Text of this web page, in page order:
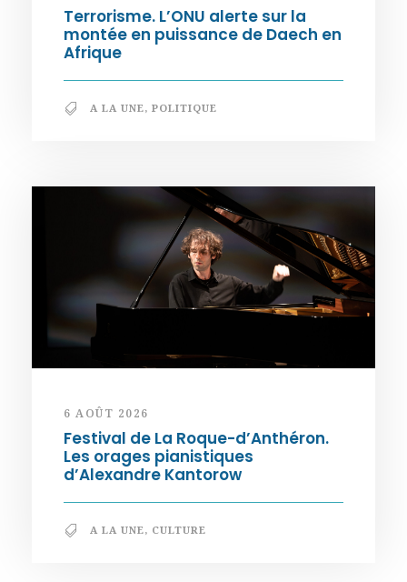
Terrorisme. L’ONU alerte sur la
montée en puissance de Daech en
Afrique
A LA UNE, POLITIQUE
6 AOÛT 2026
Festival de La Roque-d’Anthéron.
Les orages pianistiques
d’Alexandre Kantorow
A LA UNE, CULTURE